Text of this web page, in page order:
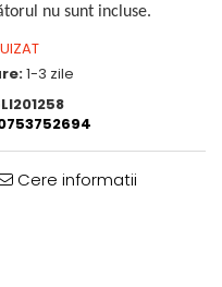
nu sunt incluse.
1-3 zile
Cere informatii